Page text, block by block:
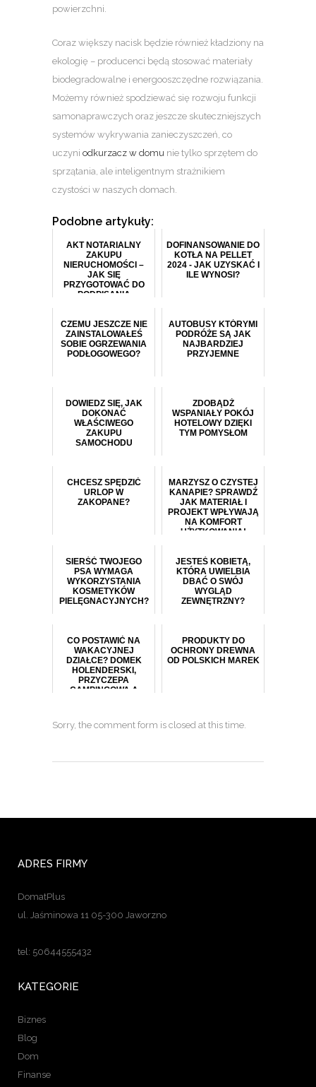
powierzchni.
Coraz większy nacisk będzie również kładziony na
ekologię – producenci będą stosować materiały
biodegradowalne i energooszczędne rozwiązania.
Możemy również spodziewać się rozwoju funkcji
samonaprawczych oraz jeszcze skuteczniejszych
systemów wykrywania zanieczyszczeń, co
uczyni odkurzacz w domu nie tylko sprzętem do
sprzątania, ale inteligentnym strażnikiem
czystości w naszych domach.
Podobne artykuły:
AKT NOTARIALNY
ZAKUPU
NIERUCHOMOŚCI –
JAK SIĘ
PRZYGOTOWAĆ DO
PODPISANIA
DOFINANSOWANIE DO
KOTŁA NA PELLET
2024 - JAK UZYSKAĆ I
ILE WYNOSI?
CZEMU JESZCZE NIE
ZAINSTALOWAŁEŚ
SOBIE OGRZEWANIA
PODŁOGOWEGO?
AUTOBUSY KTÓRYMI
PODRÓŻE SĄ JAK
NAJBARDZIEJ
PRZYJEMNE
DOWIEDZ SIĘ, JAK
DOKONAĆ
WŁAŚCIWEGO
ZAKUPU
SAMOCHODU
ZDOBĄDŹ
WSPANIAŁY POKÓJ
HOTELOWY DZIĘKI
TYM POMYSŁOM
CHCESZ SPĘDZIĆ
URLOP W
ZAKOPANE?
MARZYSZ O CZYSTEJ
KANAPIE? SPRAWDŹ
JAK MATERIAŁ I
PROJEKT WPŁYWAJĄ
NA KOMFORT
UŻYTKOWANIA!
SIERŚĆ TWOJEGO
PSA WYMAGA
WYKORZYSTANIA
KOSMETYKÓW
PIELĘGNACYJNYCH?
JESTEŚ KOBIETĄ,
KTÓRA UWIELBIA
DBAĆ O SWÓJ
WYGLĄD
ZEWNĘTRZNY?
CO POSTAWIĆ NA
WAKACYJNEJ
DZIAŁCE? DOMEK
HOLENDERSKI,
PRZYCZEPA
CAMPINGOWA A
PRODUKTY DO
OCHRONY DREWNA
OD POLSKICH MAREK
Sorry, the comment form is closed at this time.
ADRES FIRMY
DomatPlus
ul. Jaśminowa 11 05-300 Jaworzno
tel: 50644555432
KATEGORIE
Biznes
Blog
Dom
Finanse